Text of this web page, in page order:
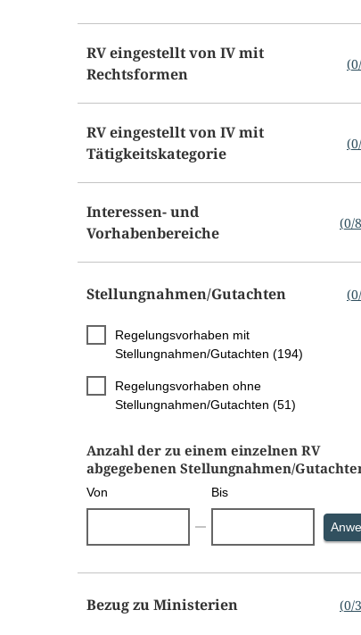
RV eingestellt von IV mit
Rechtsformen
(0/
RV eingestellt von IV mit
Tätigkeitskategorie
(0/
Interessen- und
Vorhabenbereiche
(0/
Stellungnahmen/​Gutachten (0/
Regelungsvorhaben mit
Stellungnahmen/Gutachten (194)
Regelungsvorhaben ohne
Stellungnahmen/Gutachten (51)
Anzahl der zu einem einzelnen RV
abgegebenen Stellungnahmen/
Von Bis
Bezug zu Ministerien (0/